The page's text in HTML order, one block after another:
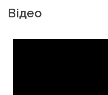
Відео